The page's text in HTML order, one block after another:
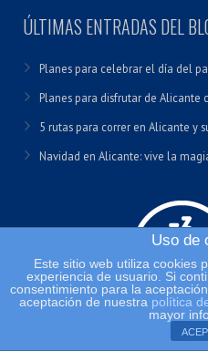
ÚLTIMAS ENTRADAS DEL
Planes para celebrar el día del
Planes para disfrutar de
5 rutas para correr en Alicante y
Navidad en Alicante: vive la
Uso de
Este sitio web utiliza cookies
experiencia de usuario. Si
consentimiento para la
aceptación de nuestra política
mayor